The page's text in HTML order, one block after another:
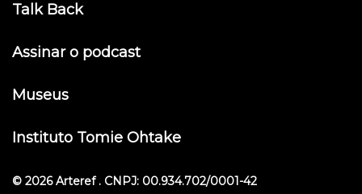
Talk Back
Assinar o podcast
Museus
Instituto Tomie Ohtake
© 2026 Arteref . CNPJ: 00.934.702/0001-42